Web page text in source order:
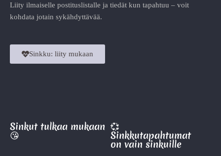
Liity ilmaiselle postituslistalle ja tiedät kun tapahtuu – voit
kohdata jotain sykähdyttävää.
Sinkku: liity mukaan
Sinkut tulkaa mukaan
😘
💞
Sinkkutapahtumat
on vain sinkuille